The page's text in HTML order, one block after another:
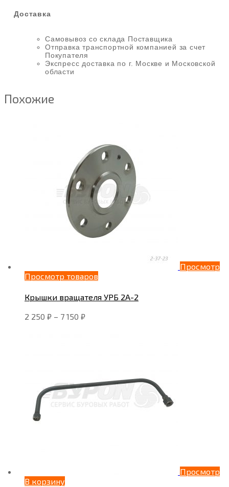
Доставка
Самовывоз со склада Поставщика
Отправка транспортной компанией за счет
Покупателя
Экспресс доставка по г. Москве и Московской
области
Похожие
Просмотр
Просмотр товаров
Крышки вращателя УРБ 2А-2
2 250 ₽ – 7 150 ₽
Просмотр
В корзину